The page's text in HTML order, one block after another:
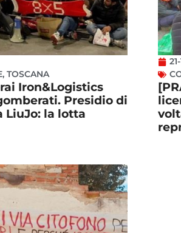
, TOSCANA
Iron&Logistics
Presidio di
LiuJo: la lotta